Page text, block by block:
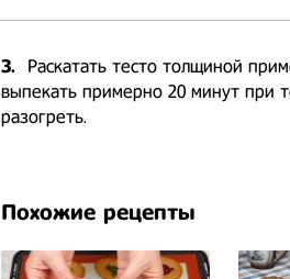
3.
Раскатать тесто толщиной
выпекать примерно 20 минут при
разогреть.
Похожие рецепты